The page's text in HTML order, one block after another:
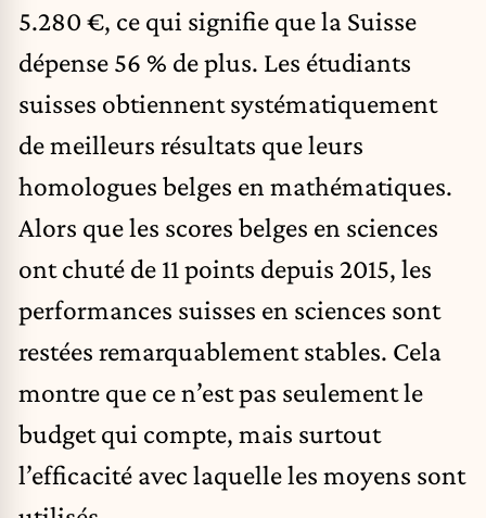
5.280 €, ce qui signifie que la Suisse
dépense 56 % de plus. Les étudiants
suisses obtiennent systématiquement
de meilleurs résultats que leurs
homologues belges en mathématiques.
Alors que les scores belges en sciences
ont chuté de 11 points depuis 2015, les
performances suisses en sciences sont
restées remarquablement stables. Cela
montre que ce n’est pas seulement le
budget qui compte, mais surtout
l’efficacité avec laquelle les moyens sont